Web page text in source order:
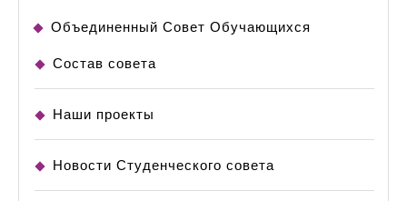
Объединенный Совет Обучающихся
Состав совета
Наши проекты
Новости Студенческого совета